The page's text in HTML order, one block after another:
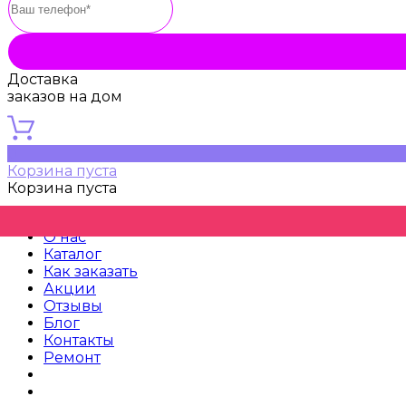
Доставка
заказов на дом
Корзина пуста
Корзина пуста
О нас
Каталог
Как заказать
Акции
Отзывы
Блог
Контакты
Ремонт